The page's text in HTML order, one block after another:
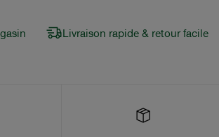
Livraison rapide & retour facile